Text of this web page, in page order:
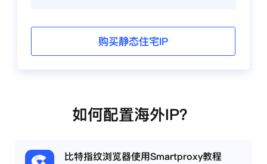
购买静态住宅IP
如何配置海外IP？
比特指纹浏览器使用Smartproxy教程